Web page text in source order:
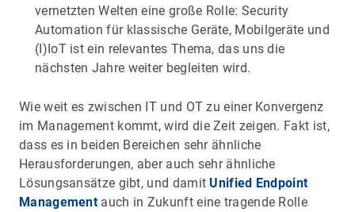
vernetzten Welten eine große Rolle: Security
Automation für klassische Geräte, Mobilgeräte und
(I)IoT ist ein relevantes Thema, das uns die
nächsten Jahre weiter begleiten wird.
Wie weit es zwischen IT und OT zu einer Konvergenz
im Management kommt, wird die Zeit zeigen. Fakt ist,
dass es in beiden Bereichen sehr ähnliche
Herausforderungen, aber auch sehr ähnliche
Lösungsansätze gibt, und damitUnified Endpoint
Managementauch in Zukunft eine tragende Rolle